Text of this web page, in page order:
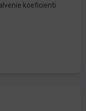
koeficienti